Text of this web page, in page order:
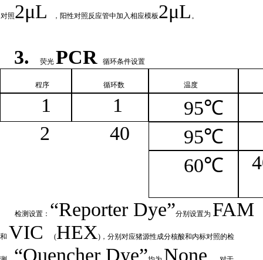
对照2μL ，阳性对照反应管中加入相应模板2μL 。
3. 荧光 PCR 循环条件设置
程序 循环数 温度
1 1
95℃
2
40
95℃
60℃
4
检测设置： “Reporter Dye”分别设置为 FAM
和 VIC(HEX)，分别对应猪源性成分核酸和内标对照的检
“Quencher Dye” None